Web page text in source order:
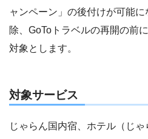
ャンペーン」の後付けが可能
除、GoToトラベルの再開の前
対象とします。
対象サービス
じゃらん国内宿、ホテル（じゃ